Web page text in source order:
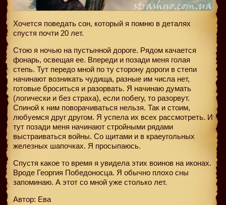
Хочется поведать сон, который я помню в деталях
спустя почти 20 лет.
Стою я ночью на пустынной дороге. Рядом качается
фонарь, освещая ее. Впереди и позади меня голая
степь. Тут передо мной по ту сторону дороги в степи
начинают возникать чудища, разные им числа нет,
готовые броситься и разорвать. Я начинаю думать
(логически и без страха), если побегу, то разорвут.
Спиной к ним поворачиваться нельзя. Так и стоим,
любуемся друг другом. Я успела их всех рассмотреть. И
тут позади меня начинают стройными рядами
выстраиваться войны. Со щитами и в краеугольных
железных шапочках. Я просыпаюсь.
Спустя какое то время я увидела этих воинов на иконах.
Вроде Георгия Победоносца. Я обычно плохо сны
запоминаю. А этот со мной уже столько лет.
Автор: Ева